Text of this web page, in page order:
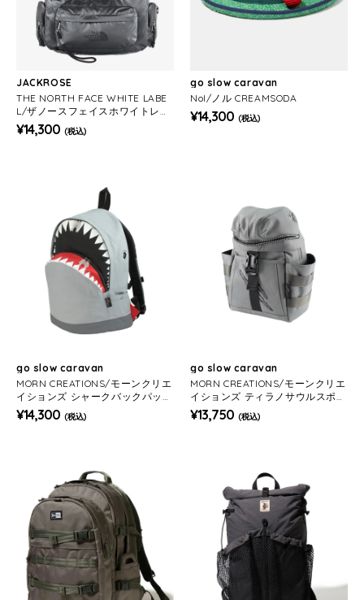
JACKROSE
THE NORTH FACE WHITE LABE
L/ザノースフェイスホワイトレー
ベル BONNEY HOBO BAG MINI
¥14,300 (税込)
go slow caravan
Nol/ノル CREAMSODA
¥14,300 (税込)
go slow caravan
MORN CREATIONS/モーンクリエ
イションズ シャークバックパック
L 20L
¥14,300 (税込)
go slow caravan
MORN CREATIONS/モーンクリエ
イションズ ティラノサウルスポー
チ 3.4L
¥13,750 (税込)